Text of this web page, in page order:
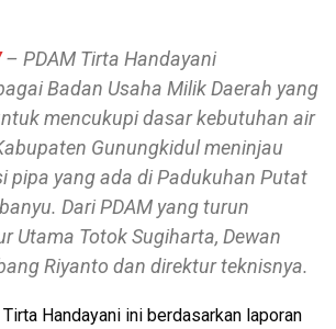
– PDAM Tirta Handayani
Badan Usaha Milik Daerah yang
mencukupi dasar kebutuhan air
Gunungkidul meninjau
pipa yang ada di Padukuhan Putat
Dari PDAM yang turun
Utama Totok Sugiharta, Dewan
Riyanto dan direktur teknisnya.
Handayani ini berdasarkan laporan